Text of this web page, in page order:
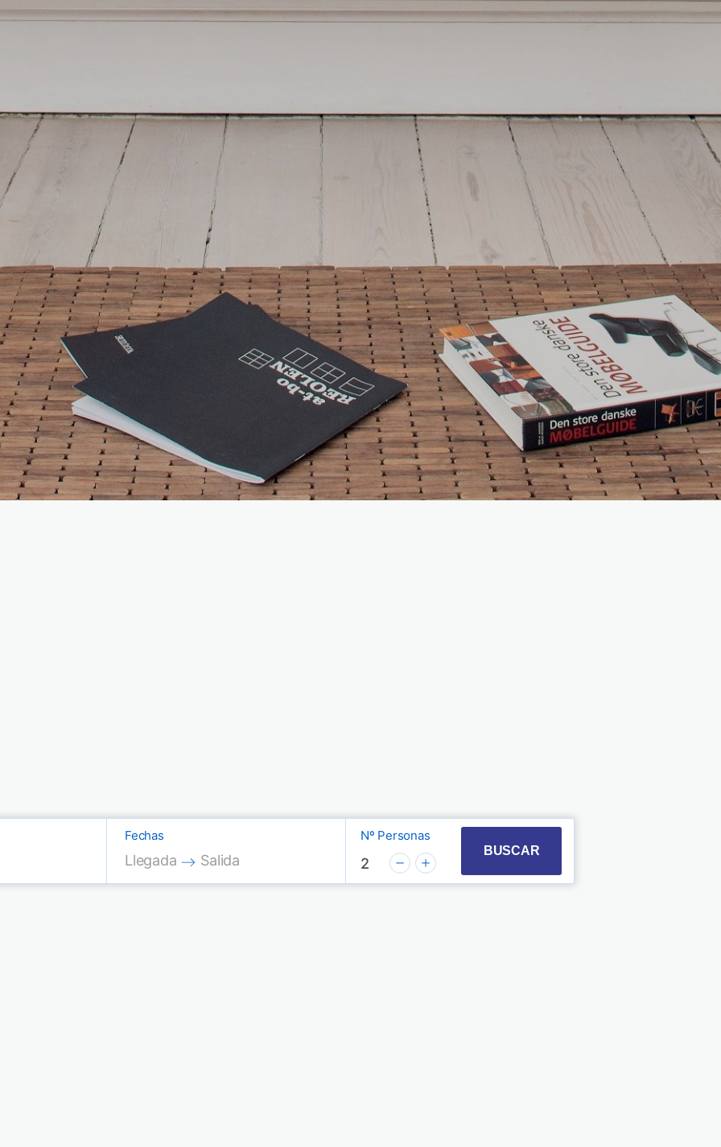
Fechas
Press the down arrow key to interact with the calendar and select a date. Press the
Llegada
Press the down arrow key to interact with the calendar and select a date.
Salida
Nº Personas
2
BUSCAR